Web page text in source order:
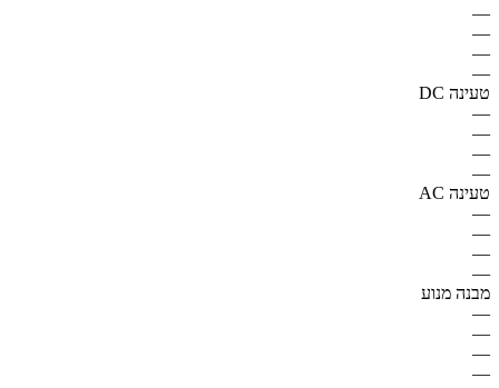
—
—
—
—
טעינה DC
—
—
—
—
טעינה AC
—
—
—
—
מבנה מנוע
—
—
—
—